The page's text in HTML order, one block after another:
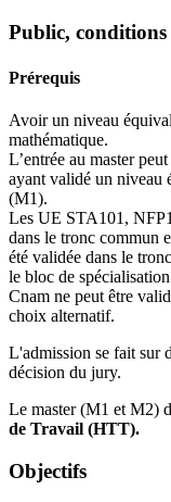
Public, conditions
Prérequis
Avoir un niveau
mathématique.
L’entrée au master
ayant validé un niveau
(M1).
Les UE STA101,
dans le tronc commun
été validée dans le
le bloc de
Cnam ne peut être
choix alternatif.
L'admission se fait sur
décision du jury.
Le master (M1 et M2)
de Travail (HTT).
Objectifs